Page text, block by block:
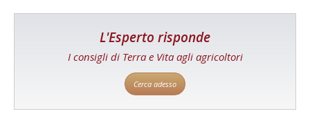
L'Esperto risponde
I consigli di Terra e Vita agli agricoltori
Cerca adesso